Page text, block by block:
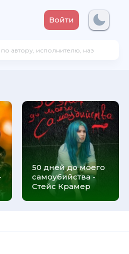
Войти
50 дней до моего
самоубийства -
Стейс Крамер